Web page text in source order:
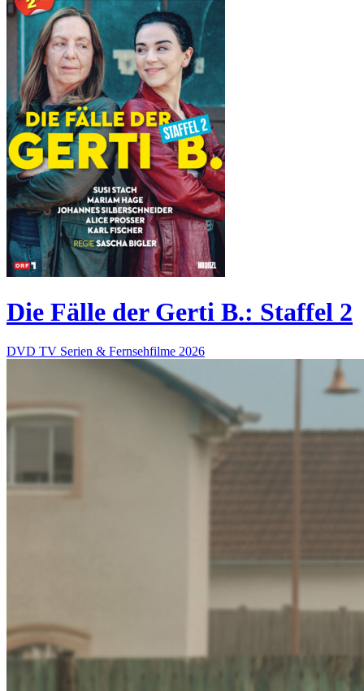
Die Fälle der Gerti B.: Staffel 2
DVD TV Serien & Fernsehfilme 2026